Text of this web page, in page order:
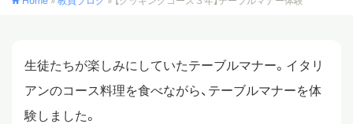
クロスカリキュラム
生徒たちが楽しみにしていたテーブルマナー。イタリ
アンのコース料理を食べながら、テーブルマナーを体
験しました。